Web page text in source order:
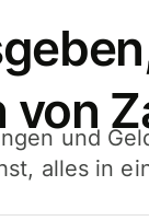
von
und
alles in